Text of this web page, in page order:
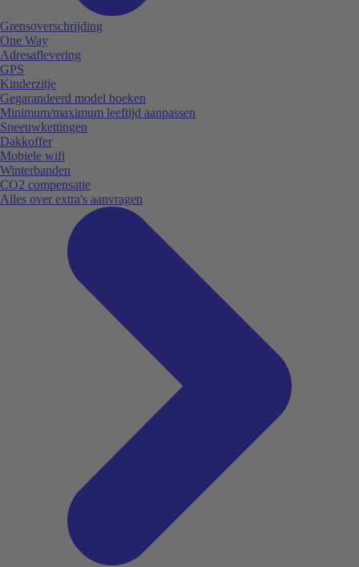
Grensoverschrijding
One Way
Adresaflevering
GPS
Kinderzitje
Gegarandeerd model boeken
Minimum/maximum leeftijd aanpassen
Sneeuwkettingen
Dakkoffer
Mobiele wifi
Winterbanden
CO2 compensatie
Alles over extra's aanvragen